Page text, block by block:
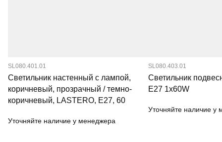
SL080.401.01
Светильник настенный с лампой,
коричневый, прозрачный / темно-
коричневый, LASTERO, E27, 60
Уточняйте наличие у менеджера
SL080.403.01
Светильник
E27 1х60W
Уточняйте наличие у